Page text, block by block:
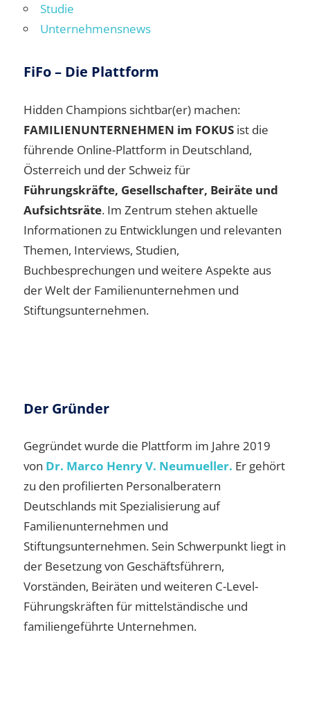
Studie
Unternehmensnews
FiFo – Die Plattform
Hidden Champions sichtbar(er) machen:
FAMILIENUNTERNEHMEN im FOKUS ist die
führende Online-Plattform in Deutschland,
Österreich und der Schweiz für
Führungskräfte, Gesellschafter, Beiräte und
Aufsichtsräte. Im Zentrum stehen aktuelle
Informationen zu Entwicklungen und relevanten
Themen, Interviews, Studien,
Buchbesprechungen und weitere Aspekte aus
der Welt der Familienunternehmen und
Stiftungsunternehmen.
Der Gründer
Gegründet wurde die Plattform im Jahre 2019
von Dr. Marco Henry V. Neumueller. Er gehört
zu den profilierten Personalberatern
Deutschlands mit Spezialisierung auf
Familienunternehmen und
Stiftungsunternehmen. Sein Schwerpunkt liegt in
der Besetzung von Geschäftsführern,
Vorständen, Beiräten und weiteren C-Level-
Führungskräften für mittelständische und
familiengeführte Unternehmen.